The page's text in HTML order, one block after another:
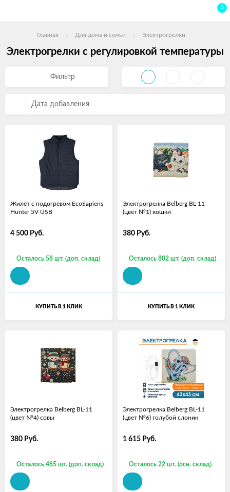
0
Главная Для дома и семьи Электрогрелки
Электрогрелки с регулировкой температуры
Фильтр
Дата добавления
Жилет с подогревом EcoSapiens
Hunter 5V USB
4 500 Руб.
Осталось 58 шт. (доп. склад)
КУПИТЬ В 1 КЛИК
Электрогрелка Belberg BL-11
(цвет №1) кошки
380 Руб.
Осталось 802 шт. (доп. склад)
КУПИТЬ В 1 КЛИК
Электрогрелка Belberg BL-11
(цвет №4) совы
380 Руб.
Осталось 465 шт. (доп. склад)
Электрогрелка Belberg BL-11
(цвет №6) голубой слоник
1 615 Руб.
Осталось 22 шт. (осн. склад)